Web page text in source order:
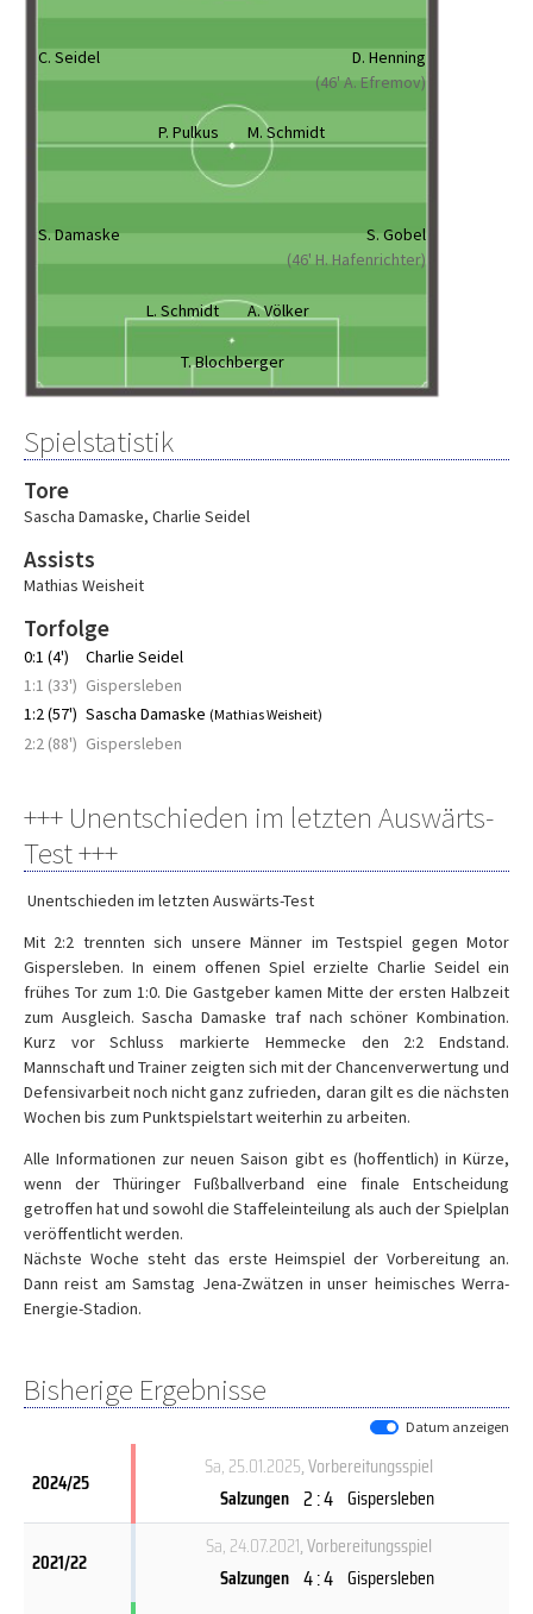
C. Seidel
D. Henning
(46' A. Efremov)
P. Pulkus M. Schmidt
S. Damaske
S. Gobel
(46' H. Hafenrichter)
L. Schmidt A. Völker
T. Blochberger
Spielstatistik
Tore
Sascha Damaske, Charlie Seidel
Assists
Mathias Weisheit
Torfolge
0:1 (4')
Charlie Seidel
1:1 (33') Gispersleben
1:2 (57') Sascha Damaske (Mathias Weisheit)
2:2 (88') Gispersleben
+++ Unentschieden im letzten Auswärts-
Test +++
Unentschieden im letzten Auswärts-Test
Mit 2:2 trennten sich unsere Männer im Testspiel gegen Motor
Gispersleben. In einem offenen Spiel erzielte Charlie Seidel ein
frühes Tor zum 1:0. Die Gastgeber kamen Mitte der ersten Halbzeit
zum Ausgleich. Sascha Damaske traf nach schöner Kombination.
Kurz vor Schluss markierte Hemmecke den 2:2 Endstand.
Mannschaft und Trainer zeigten sich mit der Chancenverwertung und
Defensivarbeit noch nicht ganz zufrieden, daran gilt es die nächsten
Wochen bis zum Punktspielstart weiterhin zu arbeiten.
Alle Informationen zur neuen Saison gibt es (hoffentlich) in Kürze,
wenn der Thüringer Fußballverband eine finale Entscheidung
getroffen hat und sowohl die Staffeleinteilung als auch der Spielplan
veröffentlicht werden.
Nächste Woche steht das erste Heimspiel der Vorbereitung an.
Dann reist am Samstag Jena-Zwätzen in unser heimisches Werra-
Energie-Stadion.
Bisherige Ergebnisse
Datum anzeigen
2024/25
Sa, 25.01.2025, Vorbereitungsspiel
Salzungen 2 : 4 Gispersleben
2021/22
Sa, 24.07.2021, Vorbereitungsspiel
Salzungen 4 : 4 Gispersleben